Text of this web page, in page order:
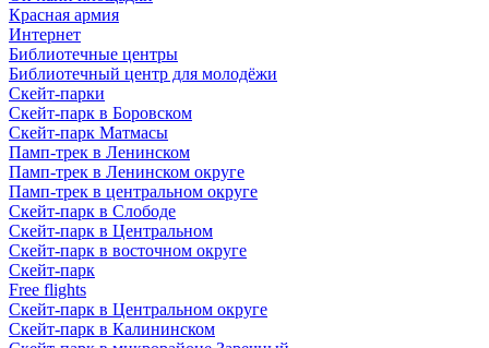
Красная армия
Интернет
Библиотечные центры
Библиотечный центр для молодёжи
Скейт-парки
Скейт-парк в Боровском
Скейт-парк Матмасы
Памп-трек в Ленинском
Памп-трек в Ленинском округе
Памп-трек в центральном округе
Скейт-парк в Слободе
Скейт-парк в Центральном
Скейт-парк в восточном округе
Скейт-парк
Free flights
Скейт-парк в Центральном округе
Скейт-парк в Калининском